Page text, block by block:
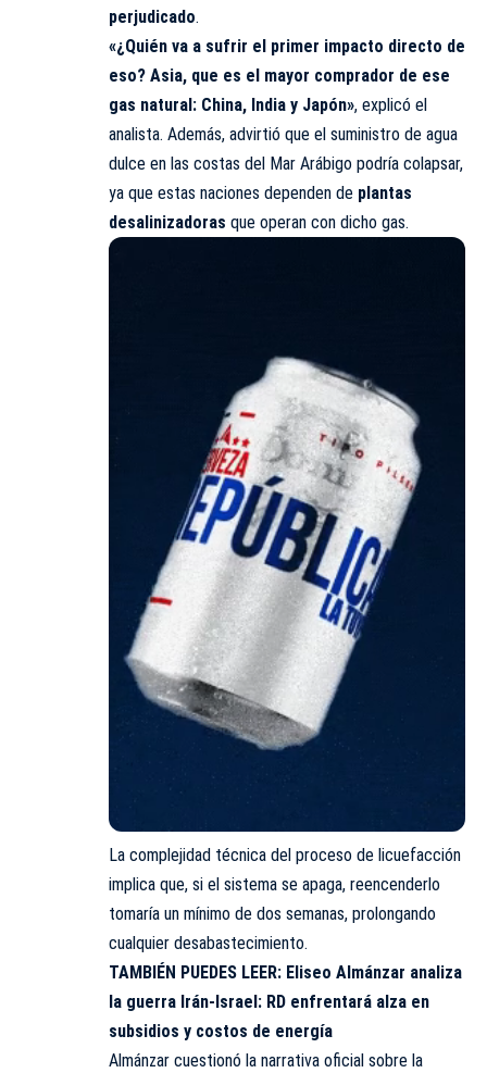
perjudicado.
«¿Quién va a sufrir el primer impacto directo de
eso? Asia, que es el mayor comprador de ese
gas natural: China, India y Japón», explicó el
analista. Además, advirtió que el suministro de agua
dulce en las costas del Mar Arábigo podría colapsar,
ya que estas naciones dependen de plantas
desalinizadoras que operan con dicho gas.
La complejidad técnica del proceso de licuefacción
implica que, si el sistema se apaga, reencenderlo
tomaría un mínimo de dos semanas, prolongando
cualquier desabastecimiento.
TAMBIÉN PUEDES LEER: Eliseo Almánzar analiza
la guerra Irán-Israel: RD enfrentará alza en
subsidios y costos de energía
Almánzar cuestionó la narrativa oficial sobre la